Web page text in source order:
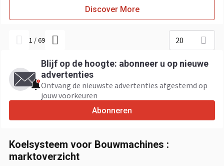
Discover More
1 /69 20
Blijf op de hoogte: abonneer u op nieuwe
advertenties
Ontvang de nieuwste advertenties afgestemd op
jouw voorkeuren
Abonneren
Koelsysteem voor Bouwmachines :
marktoverzicht